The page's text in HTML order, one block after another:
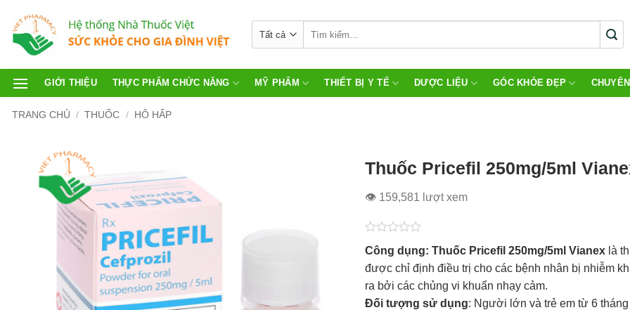
GIỚI THIỆU THỰC PHẨM CHỨC NĂNG MỸ PHẨM THIẾT BỊ Y TẾ DƯỢC LIỆU GÓC KHỎE ĐẸP
TRANG CHỦ / THUỐC / HÔ HẤP
Thuốc Pricefil 250mg/5ml
👁 159,581 lượt xem
Được
xếp
hạng
5
sao
Công dụng: Thuốc Pricefil 250mg/5ml Vianex là
được chỉ định điều trị cho các bệnh nhân bị nhiễm
ra bởi các chủng vi khuẩn nhạy cảm.
Đối tượng sử dụng: Người lớn và trẻ em từ 6